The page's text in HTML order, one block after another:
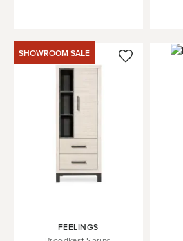
SHOWROOM SALE
FEELINGS
Winkelwagen